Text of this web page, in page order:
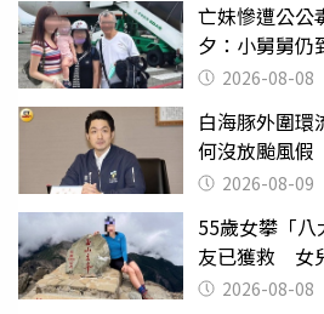
亡妹慘遭公
夕：小舅舅仍
2026-08-08
白海豚外圍
何沒放颱風
2026-08-09
55歲女攀「
友已獲救 女
沒找到
2026-08-08